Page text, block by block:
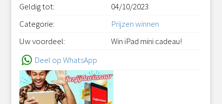
Geldig tot:
04/10/2023
Categorie:
Prijzen winnen
Uw voordeel:
Win iPad mini cadeau!
Deel op WhatsApp